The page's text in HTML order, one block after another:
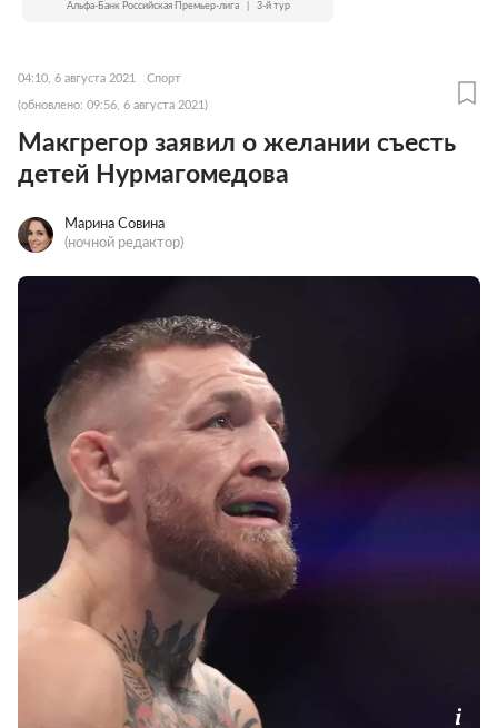
Альфа-Банк Российская Премьер-лига 3-й тур
04:10, 6 августа 2021 Спорт
(обновлено: 09:56, 6 августа 2021)
Макгрегор заявил о желании съесть
детей Нурмагомедова
Марина Совина
(ночной редактор)